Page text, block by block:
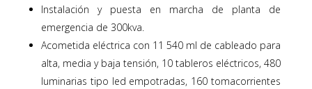
Instalación y puesta en marcha de planta de
emergencia de 300kva.
Acometida eléctrica con 11 540 ml de cableado para
alta, media y baja tensión, 10 tableros eléctricos, 480
luminarias tipo led empotradas, 160 tomacorrientes